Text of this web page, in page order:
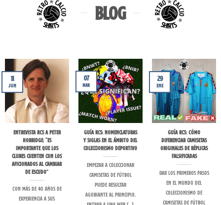
BLOG
Entrevista RCS a Peter
Horridge: “Es
importante que los
clubes cuenten con los
aficionados al cambiar
de escudo”
Con más de 40 años de
experiencia a sus
11
Jun
Guía RCS: nomenclaturas
y siglas en el ámbito del
coleccionismo deportivo
Empezar a coleccionar
camisetas de fútbol
puede resultar
agobiante al principio,
07
Mar
Guía RCS: Cómo
diferenciar camisetas
originales de réplicas
falsificadas
Dar los primeros pasos
en el mundo del
coleccionismo de
camisetas de fútbol
29
Ene